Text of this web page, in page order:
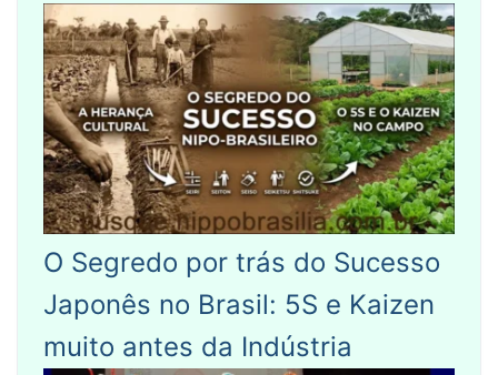
O Segredo por trás do Sucesso
Japonês no Brasil: 5S e Kaizen
muito antes da Indústria